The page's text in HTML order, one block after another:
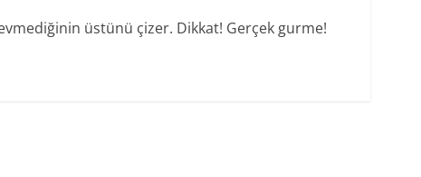
üstünü çizer. Dikkat! Gerçek gurme!